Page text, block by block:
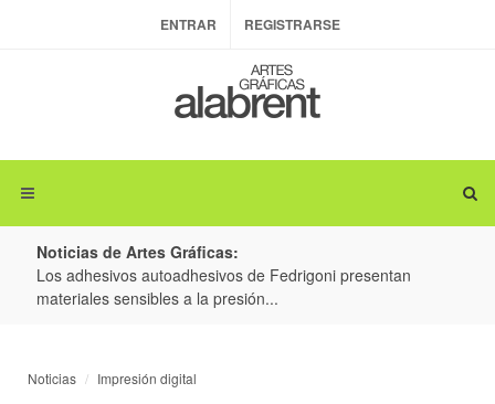
ENTRAR REGISTRARSE
Noticias de Artes Gráficas:
Los adhesivos autoadhesivos de Fedrigoni presentan
materiales sensibles a la presión...
Noticias Impresión digital